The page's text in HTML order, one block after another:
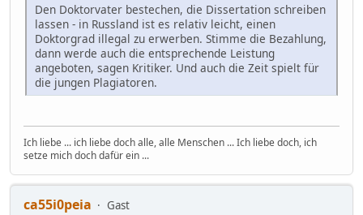
Den Doktorvater bestechen, die Dissertation schreiben
lassen - in Russland ist es relativ leicht, einen
Doktorgrad illegal zu erwerben. Stimme die Bezahlung,
dann werde auch die entsprechende Leistung
angeboten, sagen Kritiker. Und auch die Zeit spielt für
die jungen Plagiatoren.
Ich liebe ... ich liebe doch alle, alle Menschen ... Ich liebe doch, ich
setze mich doch dafür ein ...
ca55i0peia
Gast